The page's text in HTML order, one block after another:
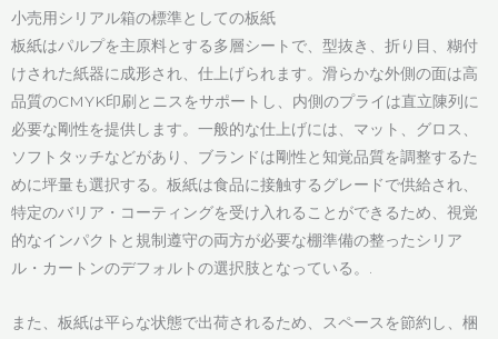
小売用シリアル箱の標準としての板紙
板紙はパルプを主原料とする多層シートで、型抜き、折り目、糊付
けされた紙器に成形され、仕上げられます。滑らかな外側の面は高
品質のCMYK印刷とニスをサポートし、内側のプライは直立陳列に
必要な剛性を提供します。一般的な仕上げには、マット、グロス、
ソフトタッチなどがあり、ブランドは剛性と知覚品質を調整するた
めに坪量も選択する。板紙は食品に接触するグレードで供給され、
特定のバリア・コーティングを受け入れることができるため、視覚
的なインパクトと規制遵守の両方が必要な棚準備の整ったシリア
ル・カートンのデフォルトの選択肢となっている。.
また、板紙は平らな状態で出荷されるため、スペースを節約し、梱